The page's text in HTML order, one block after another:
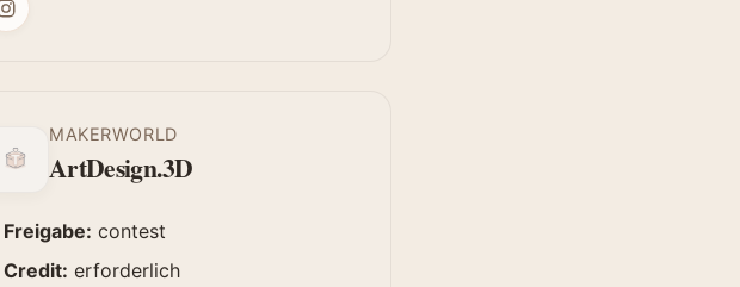
MAKERWORLD
ArtDesign.3D
Freigabe: contest
Credit: erforderlich